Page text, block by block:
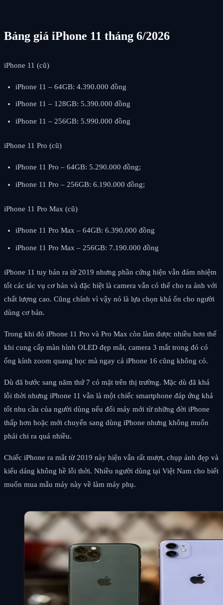
Bảng giá iPhone 11 tháng 6/2026
iPhone 11 (cũ)
iPhone 11 – 64GB: 4.390.000 đồng
iPhone 11 – 128GB: 5.390.000 đồng
iPhone 11 – 256GB: 5.990.000 đồng
iPhone 11 Pro (cũ)
iPhone 11 Pro – 64GB: 5.290.000 đồng;
iPhone 11 Pro – 256GB: 6.190.000 đồng;
iPhone 11 Pro Max (cũ)
iPhone 11 Pro Max – 64GB: 6.390.000 đồng
iPhone 11 Pro Max – 256GB: 7.190.000 đồng
iPhone 11 tuy bán ra từ 2019 nhưng phần cứng hiện vẫn đảm nhiệm
tốt các tác vụ cơ bản và đặc biệt là camera vẫn có thể cho ra ảnh với
chất lượng cao. Cũng chính vì vậy nó là lựa chọn khá ổn cho người
dùng cơ bản.
Trong khi đó iPhone 11 Pro và Pro Max còn làm được nhiều hơn thế
khi cung cấp màn hình OLED đẹp mắt, camera 3 mắt trong đó có
ống kính zoom quang học mà ngay cả iPhone 16 cũng không có.
Dù đã bước sang năm thứ 7 có mặt trên thị trường. Mặc dù đã khá
lỗi thời nhưng iPhone 11 vẫn là một chiếc smartphone đáp ứng khá
tốt nhu cầu của người dùng nếu đổi máy mới từ những đời iPhone
thấp hơn hoặc mới chuyển sang dùng iPhone nhưng không muốn
phải chi ra quá nhiều.
Chiếc iPhone ra mắt từ 2019 này hiện vẫn rất mượt, chụp ảnh đẹp và
kiểu dáng không hề lỗi thời. Nhiều người dùng tại Việt Nam cho biết
muốn mua mẫu máy này về làm máy phụ.